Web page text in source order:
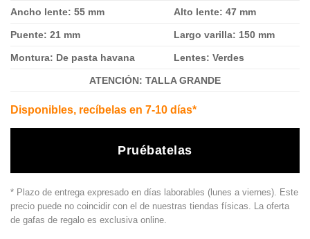
Ancho lente: 55 mm Alto lente: 47 mm
Puente: 21 mm Largo varilla: 150 mm
Montura: De pasta havana Lentes: Verdes
ATENCIÓN: TALLA GRANDE
Disponibles, recíbelas en 7-10 días*
Pruébatelas
* Plazo de entrega expresado en días laborables (lunes a viernes). Este
precio puede no coincidir con el de nuestras tiendas físicas. La oferta
de gafas de regalo es exclusiva online.